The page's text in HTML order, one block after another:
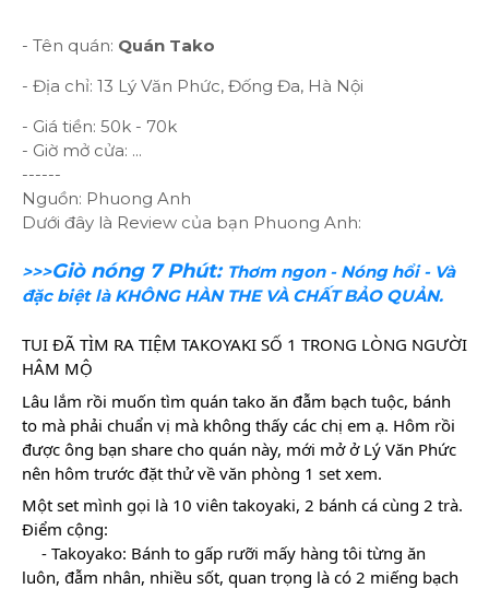
- Tên quán: Quán Tako
- Địa chỉ: 13 Lý Văn Phức, Đống Đa, Hà Nội
- Giá tiền: 50k - 70k
- Giờ mở cửa: ...
------
Nguồn: Phuong Anh
Dưới đây là Review của bạn Phuong Anh:
>>>Giò nóng 7 Phút: Thơm ngon - Nóng hổi - Và
đặc biệt là KHÔNG HÀN THE VÀ CHẤT BẢO QUẢN.
TUI ĐÃ TÌM RA TIỆM TAKOYAKI SỐ 1 TRONG LÒNG NGƯỜI
HÂM MỘ
Lâu lắm rồi muốn tìm quán tako ăn đẫm bạch tuộc, bánh
to mà phải chuẩn vị mà không thấy các chị em ạ. Hôm rồi
được ông bạn share cho quán này, mới mở ở Lý Văn Phức
nên hôm trước đặt thử về văn phòng 1 set xem.
Một set mình gọi là 10 viên takoyaki, 2 bánh cá cùng 2 trà.
Điểm cộng:
- Takoyako: Bánh to gấp rưỡi mấy hàng tôi từng ăn
luôn, đẫm nhân, nhiều sốt, quan trọng là có 2 miếng bạch